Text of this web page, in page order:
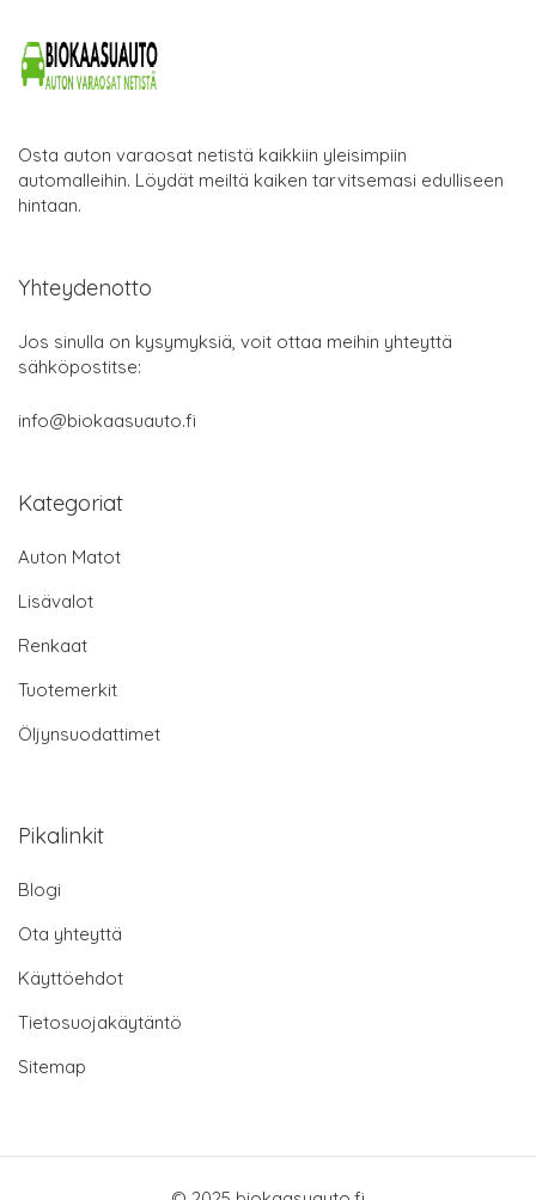
Osta auton varaosat netistä kaikkiin yleisimpiin
automalleihin. Löydät meiltä kaiken tarvitsemasi edulliseen
hintaan.
Yhteydenotto
Jos sinulla on kysymyksiä, voit ottaa meihin yhteyttä
sähköpostitse:
info@biokaasuauto.fi
Kategoriat
Auton Matot
Lisävalot
Renkaat
Tuotemerkit
Öljynsuodattimet
Pikalinkit
Blogi
Ota yhteyttä
Käyttöehdot
Tietosuojakäytäntö
Sitemap